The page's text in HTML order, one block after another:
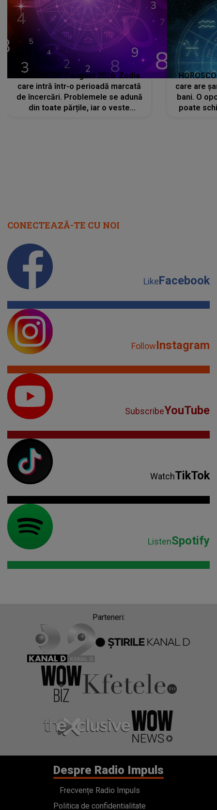
HOROSCOP 7 august 2026. Zodia
care intră într-o perioadă marcată
de încercări. Problemele se adună
din toate părțile, iar o veste
care are
bani. O
poate
CONECTEAZĂ-TE CU NOI
LikeFacebook
FollowInstagram
SubscribeYouTube
WatchTikTok
ListenSpotify
Parteneri:
Despre Radio Impuls
Frecvențe Radio Impuls
Politica de confidentialitate